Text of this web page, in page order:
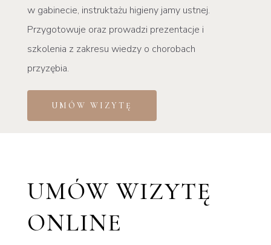
w gabinecie, instruktażu higieny jamy ustnej.
Przygotowuje oraz prowadzi prezentacje i
szkolenia z zakresu wiedzy o chorobach
przyzębia.
UMÓW WIZYTĘ
UMÓW WIZYTĘ
ONLINE